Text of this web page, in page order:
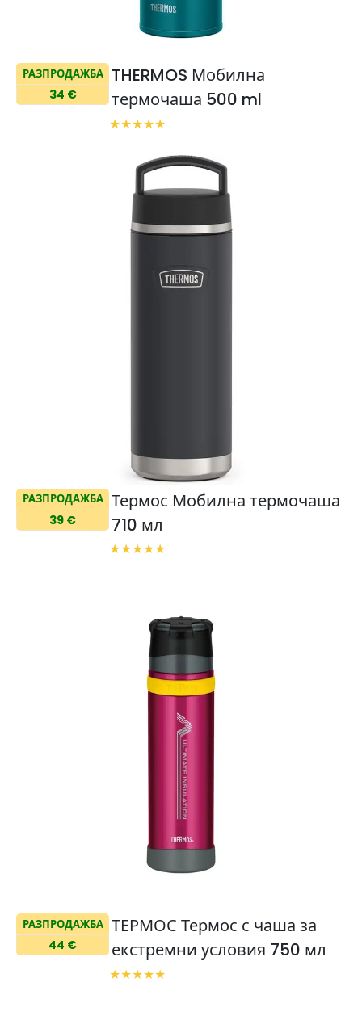
РАЗПРОДАЖБА
34 €
THERMOS Мобилна
термочаша 500 ml
РАЗПРОДАЖБА
39 €
Термос Мобилна термочаша
710 мл
РАЗПРОДАЖБА
44 €
ТЕРМОС Термос с чаша за
екстремни условия 750 мл